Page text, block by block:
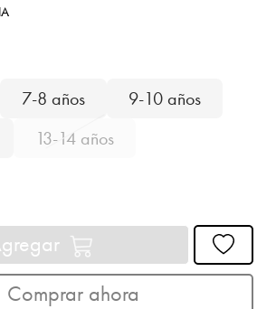
7-8 años
9-10 años
13-14 años
Comprar ahora